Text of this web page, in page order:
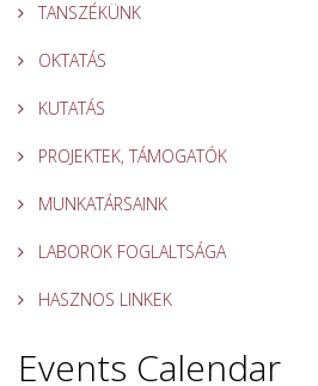
TANSZÉKÜNK
OKTATÁS
KUTATÁS
PROJEKTEK, TÁMOGATÓK
MUNKATÁRSAINK
LABOROK FOGLALTSÁGA
HASZNOS LINKEK
Events Calendar